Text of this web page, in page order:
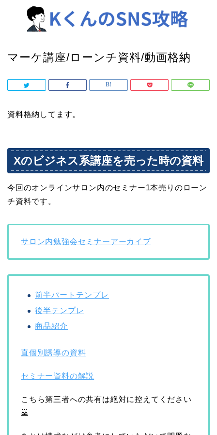
マーケ講座/ローンチ資料/動画格納
資料格納してます。
Xのビジネス系講座を売った時の資料
今回のオンラインサロン内のセミナー1本売りのローン
チ資料です。
サロン内勉強会セミナーアーカイブ
前半パートテンプレ
後半テンプレ
商品紹介
直個別誘導の資料
セミナー資料の解説
こちら第三者への共有は絶対に控えてください
🙇